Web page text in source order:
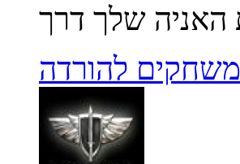
משחקים להורדה